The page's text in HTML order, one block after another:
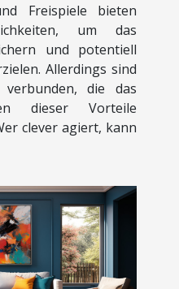
Freispiele bieten
um das
und potentiell
Allerdings sind
die das
dieser Vorteile
clever agiert, kann